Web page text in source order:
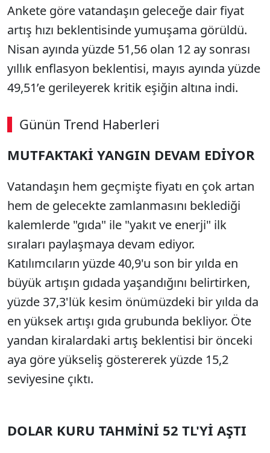
Ankete göre vatandaşın geleceğe dair fiyat
artış hızı beklentisinde yumuşama görüldü.
Nisan ayında yüzde 51,56 olan 12 ay sonrası
yıllık enflasyon beklentisi, mayıs ayında yüzde
49,51’e gerileyerek kritik eşiğin altına indi.
Günün Trend Haberleri
MUTFAKTAKİ YANGIN DEVAM EDİYOR
Vatandaşın hem geçmişte fiyatı en çok artan
hem de gelecekte zamlanmasını beklediği
kalemlerde "gıda" ile "yakıt ve enerji" ilk
sıraları paylaşmaya devam ediyor.
Katılımcıların yüzde 40,9'u son bir yılda en
büyük artışın gıdada yaşandığını belirtirken,
yüzde 37,3'lük kesim önümüzdeki bir yılda da
en yüksek artışı gıda grubunda bekliyor. Öte
yandan kiralardaki artış beklentisi bir önceki
aya göre yükseliş göstererek yüzde 15,2
seviyesine çıktı.
DOLAR KURU TAHMİNİ 52 TL'Yİ AŞTI